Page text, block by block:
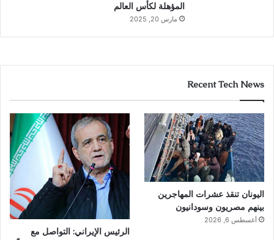
المؤهلة لكأس العالم
مارس 20, 2025
Recent Tech News
اليونان تنقذ عشرات المهاجرين
بينهم مصريون وسودانيون
أغسطس 6, 2026
الرئيس الإيراني: التواصل مع